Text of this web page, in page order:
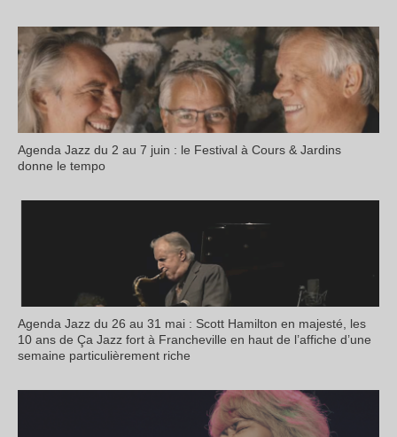
Agenda Jazz du 2 au 7 juin : le Festival à Cours & Jardins
donne le tempo
Agenda Jazz du 26 au 31 mai : Scott Hamilton en majesté, les
10 ans de Ça Jazz fort à Francheville en haut de l’affiche d’une
semaine particulièrement riche